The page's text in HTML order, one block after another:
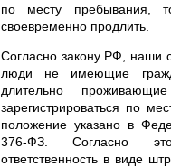
по месту пребывания,
своевременно продлить.
Согласно закону РФ, наши
люди не имеющие
длительно
зарегистрироваться по
положение указано в
376-ФЗ. Согласно
ответственность в виде